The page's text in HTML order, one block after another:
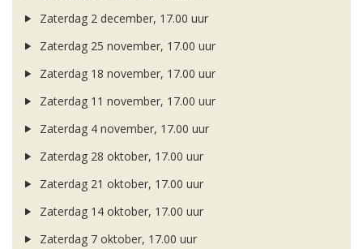
Zaterdag 2 december, 17.00 uur
Zaterdag 25 november, 17.00 uur
Zaterdag 18 november, 17.00 uur
Zaterdag 11 november, 17.00 uur
Zaterdag 4 november, 17.00 uur
Zaterdag 28 oktober, 17.00 uur
Zaterdag 21 oktober, 17.00 uur
Zaterdag 14 oktober, 17.00 uur
Zaterdag 7 oktober, 17.00 uur